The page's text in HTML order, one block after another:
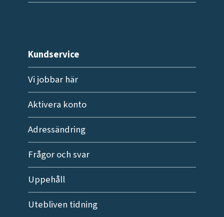
Kundservice
Vi jobbar här
Aktivera konto
Adressändring
Frågor och svar
Uppehåll
Utebliven tidning